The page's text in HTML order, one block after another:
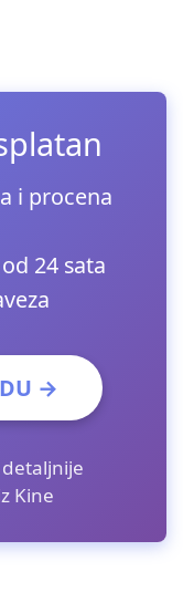
i procena
24 sata
→
Kine